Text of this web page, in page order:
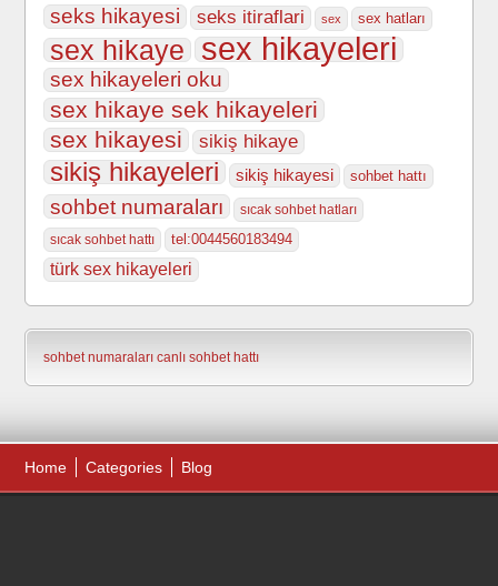
seks hikayesi seks itiraflari sex sex hatları
sex hikaye sex hikayeleri
sex hikayeleri oku
sex hikaye sek hikayeleri
sex hikayesi
sikiş hikaye
sikiş hikayeleri sikiş hikayesi sohbet hattı
sohbet numaraları
sıcak sohbet hatları
sıcak sohbet hattı
tel:0044560183494
türk sex hikayeleri
sohbet numaraları canlı sohbet hattı
Home Categories Blog